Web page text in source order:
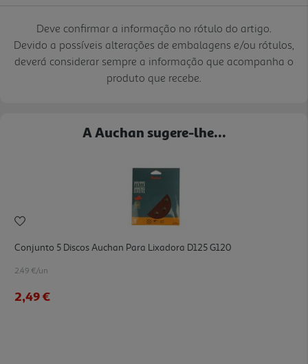
Deve confirmar a informação no rótulo do artigo.
Devido a possíveis alterações de embalagens e/ou rótulos,
deverá considerar sempre a informação que acompanha o
produto que recebe.
A Auchan sugere-lhe...
Conjunto 5 Discos Auchan Para Lixadora D125 G120
2.49 €/un
2,49 €